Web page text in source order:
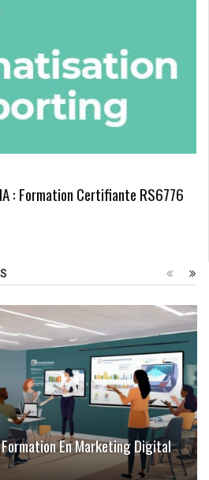
: Formation Certifiante RS6776
En Marketing Digital